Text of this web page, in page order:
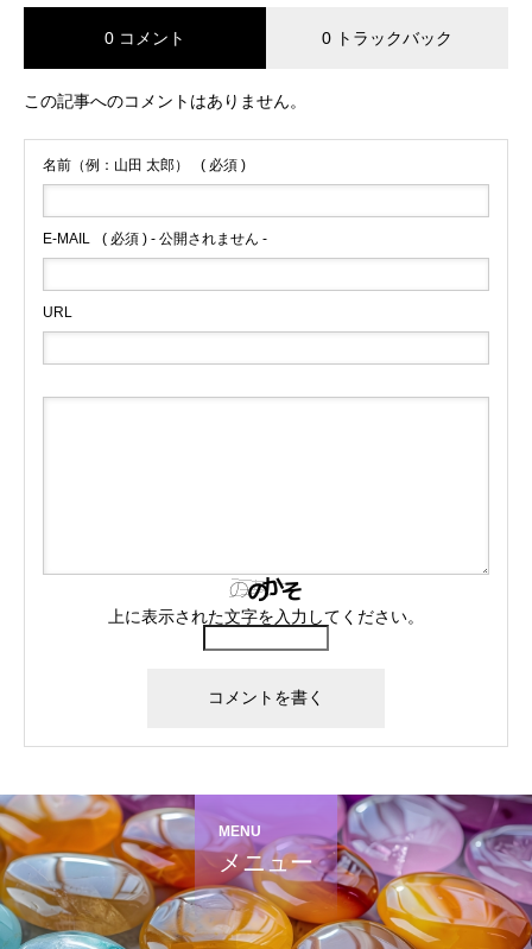
0 コメント 0 トラックバック
この記事へのコメントはありません。
名前（例：山田 太郎） ( 必須 )
E-MAIL ( 必須 ) - 公開されません -
URL
上に表示された文字を入力してください。
MENU
メニュー